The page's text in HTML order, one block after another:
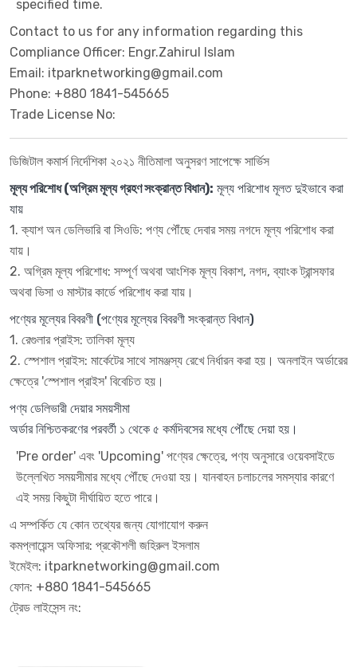
specified time.
Contact to us for any information regarding this
Compliance Officer: Engr.Zahirul Islam
Email: itparknetworking@gmail.com
Phone: +880 1841-545665
Trade License No:
ডিজিটাল কমার্স নির্দেশিকা ২০২১ নীতিমালা অনুসরণ সাপেক্ষে সার্ভিস
মূল্য পরিশোধ (অগ্রিম মূল্য গ্রহণ সংক্রান্ত বিধান): মূল্য পরিশোধ মূলত দুইভাবে করা
যায়
1. ক্যাশ অন ডেলিভারি বা সিওডি: পণ্য পৌঁছে দেবার সময় নগদে মূল্য পরিশোধ করা
যায়।
2. অগ্রিম মূল্য পরিশোধ: সম্পূর্ণ অথবা আংশিক মূল্য বিকাশ, নগদ, ব্যাংক ট্রান্সফার
অথবা ভিসা ও মাস্টার কার্ডে পরিশোধ করা যায়।
পণ্যের মূল্যের বিবরণী (পণ্যের মূল্যের বিবরণী সংক্রান্ত বিধান)
1. রেগুলার প্রাইস: তালিকা মূল্য
2. স্পেশাল প্রাইস: মার্কেটের সাথে সামঞ্জস্য রেখে নির্ধারন করা হয়। অনলাইন অর্ডারের
ক্ষেত্রে 'স্পেশাল প্রাইস' বিবেচিত হয়।
পণ্য ডেলিভারী দেয়ার সময়সীমা
অর্ডার নিশ্চিতকরণের পরবর্তী ১ থেকে ৫ কর্মদিবসের মধ্যে পৌঁছে দেয়া হয়।
'Pre order' এবং 'Upcoming' পণ্যের ক্ষেত্রে, পণ্য অনুসারে ওয়েবসাইডে
উল্লেখিত সময়সীমার মধ্যে পৌঁছে দেওয়া হয়। যানবাহন চলাচলের সমস্যার কারণে
এই সময় কিছুটা দীর্ঘায়িত হতে পারে।
এ সম্পর্কিত যে কোন তথ্যের জন্য যোগাযোগ করুন
কমপ্লায়েন্স অফিসার: প্রকৌশলী জহিরুল ইসলাম
ইমেইল: itparknetworking@gmail.com
ফোন: +880 1841-545665
ট্রেড লাইসেন্স নং: